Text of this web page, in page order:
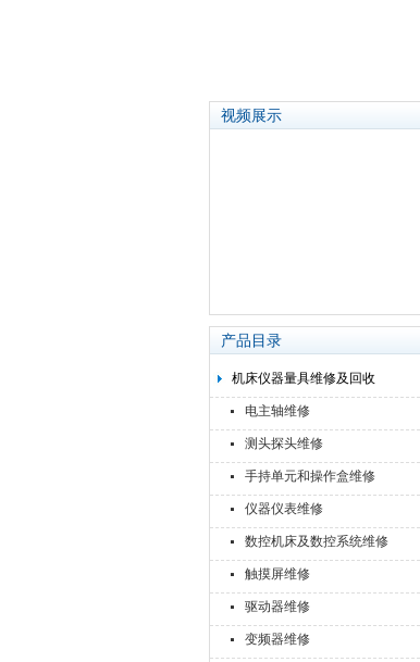
视频展示
产品目录
机床仪器量具维修及回收
电主轴维修
测头探头维修
手持单元和操作盒维修
仪器仪表维修
数控机床及数控系统维修
触摸屏维修
驱动器维修
变频器维修